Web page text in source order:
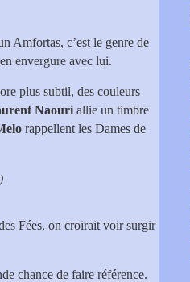
Amfortas, c’est le genre de
envergure avec lui.
plus subtil, des couleurs
Naouri allie un timbre
rappellent les Dames de
Fées, on croirait voir surgir
chance de faire référence.